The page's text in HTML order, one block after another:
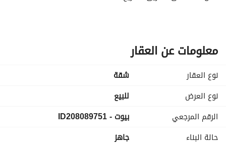
معلومات عن العقار
نوع العقار
شقة
نوع العرض
للبيع
الرقم المرجعي
بيوت - ID208089751
حالة البناء
جاهز